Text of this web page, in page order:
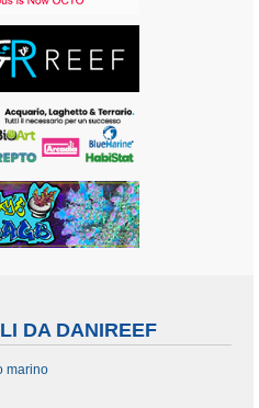
DA DANIREEF
marino